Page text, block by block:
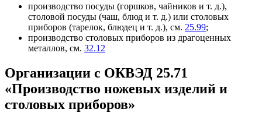
производство посуды (горшков, чайников и т. д.),
столовой посуды (чаш, блюд и т. д.) или столовых
приборов (тарелок, блюдец и т. д.), см. 25.99;
производство столовых приборов из драгоценных
металлов, см. 32.12
Организации с ОКВЭД 25.71
«Производство ножевых изделий и
столовых приборов»